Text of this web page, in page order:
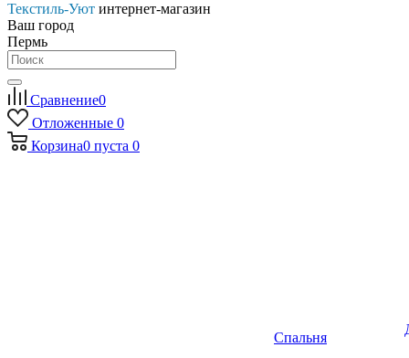
Текстиль-Уют интернет-магазин
Ваш город
Пермь
Сравнение0
Отложенные 0
Корзина0 пуста 0
Спальня